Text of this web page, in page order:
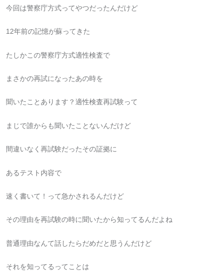
今回は警察庁方式ってやつだったんだけど
12年前の記憶が蘇ってきた
たしかこの警察庁方式適性検査で
まさかの再試になったあの時を
聞いたことあります？適性検査再試験って
まじで誰からも聞いたことないんだけど
間違いなく再試験だったその証拠に
あるテスト内容で
速く書いて！って急かされるんだけど
その理由を再試験の時に聞いたから知ってるんだよね
普通理由なんて話したらだめだと思うんだけど
それを知ってるってことは